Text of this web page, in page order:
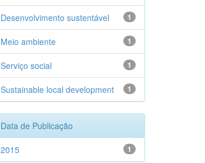
1
Desenvolvimento sustentável
1
Meio ambiente
1
Serviço social
1
Sustainable local development
Data de Publicação
1
2015